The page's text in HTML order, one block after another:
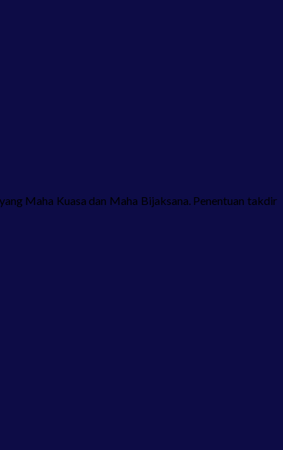
Maha Kuasa dan Maha Bijaksana. Penentuan takdir